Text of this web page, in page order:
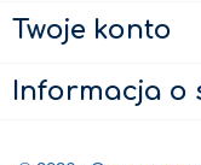
Twoje konto
Informacja o